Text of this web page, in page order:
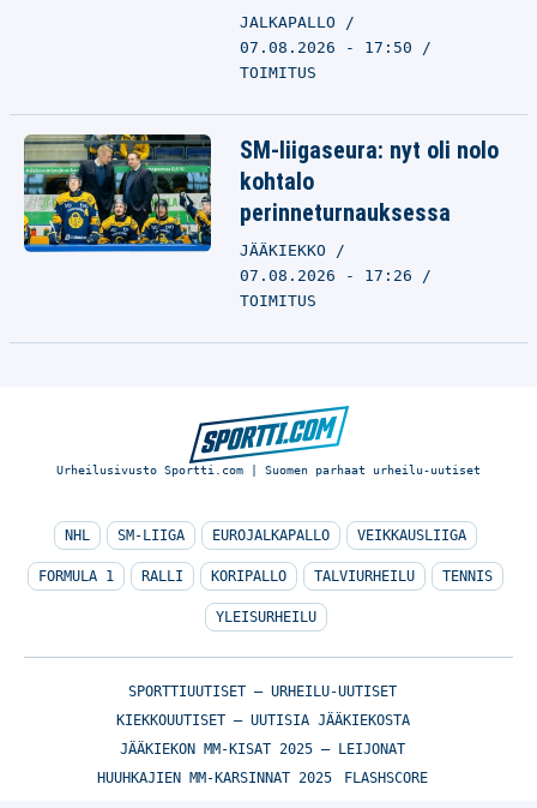
JALKAPALLO
07.08.2026 - 17:50
TOIMITUS
SM-liigaseura: nyt oli nolo
kohtalo
perinneturnauksessa
JÄÄKIEKKO
07.08.2026 - 17:26
TOIMITUS
Urheilusivusto Sportti.com | Suomen parhaat urheilu-uutiset
NHL SM-LIIGA EUROJALKAPALLO VEIKKAUSLIIGA
FORMULA 1 RALLI KORIPALLO TALVIURHEILU TENNIS
YLEISURHEILU
SPORTTIUUTISET – URHEILU-UUTISET
KIEKKOUUTISET – UUTISIA JÄÄKIEKOSTA
JÄÄKIEKON MM-KISAT 2025 – LEIJONAT
HUUHKAJIEN MM-KARSINNAT 2025
FLASHSCORE